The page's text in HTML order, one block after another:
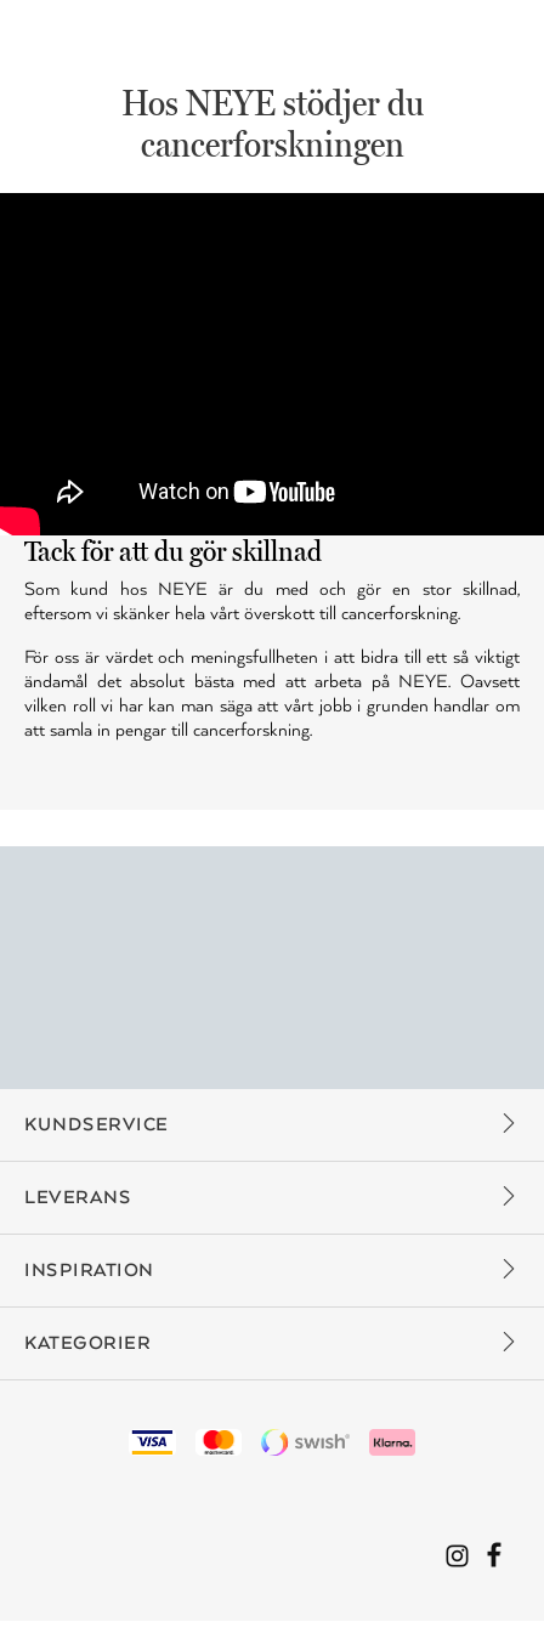
Hos NEYE stödjer du
cancerforskningen
Tack för att du gör skillnad
Som kund hos NEYE är du med och gör en stor skillnad,
eftersom vi skänker hela vårt överskott till cancerforskning.
För oss är värdet och meningsfullheten i att bidra till ett så viktigt
ändamål det absolut bästa med att arbeta på NEYE. Oavsett
vilken roll vi har kan man säga att vårt jobb i grunden handlar om
att samla in pengar till cancerforskning.
KUNDSERVICE
LEVERANS
INSPIRATION
KATEGORIER